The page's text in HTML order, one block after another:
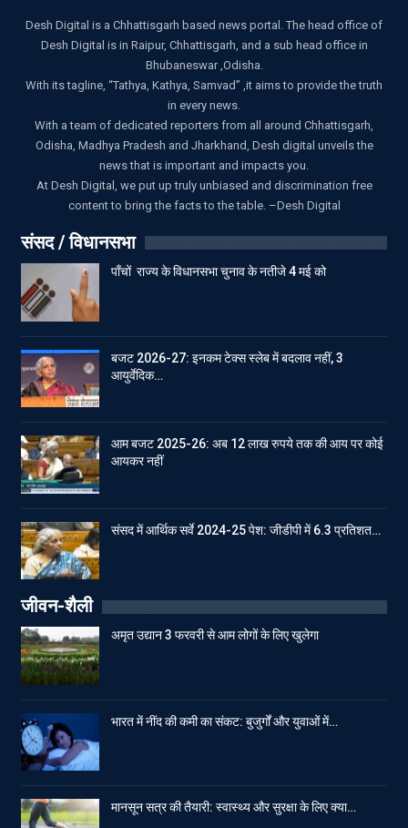
Desh Digital is a Chhattisgarh based news portal. The head office of
Desh Digital is in Raipur, Chhattisgarh, and a sub head office in
Bhubaneswar ,Odisha.
With its tagline, “Tathya, Kathya, Samvad” ,it aims to provide the truth
in every news.
With a team of dedicated reporters from all around Chhattisgarh,
Odisha, Madhya Pradesh and Jharkhand, Desh digital unveils the
news that is important and impacts you.
At Desh Digital, we put up truly unbiased and discrimination free
content to bring the facts to the table. –Desh Digital
संसद / विधानसभा
पाँचों राज्य के विधानसभा चुनाव के नतीजे 4 मई को
बजट 2026-27: इनकम टेक्स स्लेब में बदलाव नहीं, 3
आयुर्वेदिक…
आम बजट 2025-26: अब 12 लाख रुपये तक की आय पर कोई
आयकर नहीं
संसद में आर्थिक सर्वे 2024-25 पेश: जीडीपी में 6.3 प्रतिशत…
जीवन-शैली
अमृत उद्यान 3 फरवरी से आम लोगों के लिए खुलेगा
भारत में नींद की कमी का संकट: बुजुर्गों और युवाओं में…
मानसून सत्र की तैयारी: स्वास्थ्य और सुरक्षा के लिए क्या…